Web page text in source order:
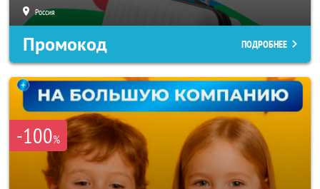
Россия
Промокод ПОДРОБНЕЕ
-100%